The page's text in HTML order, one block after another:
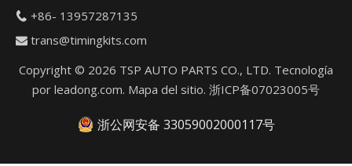
 +86- 13957287135
 trans@timingkits.com
Copyright © 2026 TSP AUTO PARTS CO., LTD. Tecnología
por leadong.com. Mapa del sitio. 浙ICP备07023005号
浙公网安备 33059002000117号